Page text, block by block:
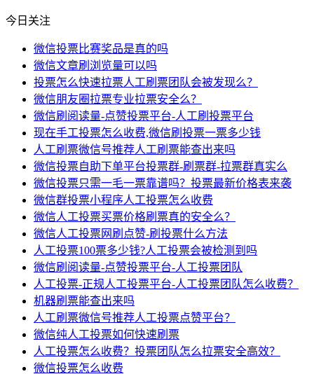
今日关注
微信投票比赛奖品是真的吗
微信文章刷浏览量可以吗
投票怎么快速拉票人工刷票团队会被发现么？
微信朋友圈拉票专业拉票安全么？
微信刷阅读量-点赞投票平台-人工刷投票平台
现在手工投票怎么收费,微信刷投票一票多少钱
人工刷票微信号推荐人工刷票能查出来吗
微信投票自助下单平台投票群-刷票群-拉票群真实么
微信投票只需一毛一票靠谱吗？投票最新价格表来袭
微信群投票小程序人工投票怎么收费
微信人工投票买票价格刷票真的安全么？
微信人工投票网刷点赞-刷投票什么方法
人工投票100票多少钱?人工投票会被检测到吗
微信刷阅读量-点赞投票平台-人工投票团队
人工投票-正规人工投票平台-人工投票团队怎么收费？
机器刷票能查出来吗
人工刷票微信号推荐人工投票点赞平台？
微信纯人工投票如何快速刷票
人工投票怎么收费？投票团队怎么拉票安全高效？
微信投票怎么收费